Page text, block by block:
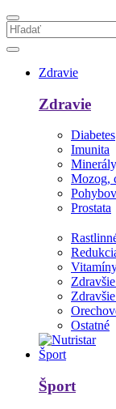
Zdravie
Zdravie
Diabetes
Imunita
Mozog,
Prostata
Ostatné
Šport
Šport